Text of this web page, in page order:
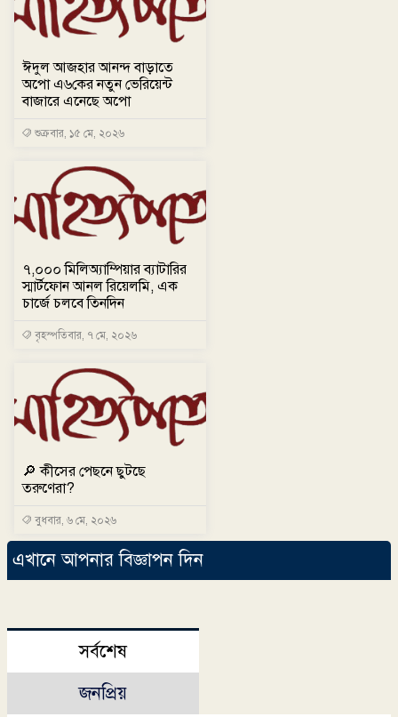
ঈদুল আজহার আনন্দ বাড়াতে
অপো এ৬কের নতুন ভেরিয়েন্ট
বাজারে এনেছে অপো
শুক্রবার, ১৫ মে, ২০২৬
৭,০০০ মিলিঅ্যাম্পিয়ার ব্যাটারির
স্মার্টফোন আনল রিয়েলমি, এক
চার্জে চলবে তিনদিন
বৃহস্পতিবার, ৭ মে, ২০২৬
🔎 কীসের পেছনে ছুটছে
তরুণেরা?
বুধবার, ৬ মে, ২০২৬
এখানে আপনার বিজ্ঞাপন দিন
সর্বশেষ
জনপ্রিয়